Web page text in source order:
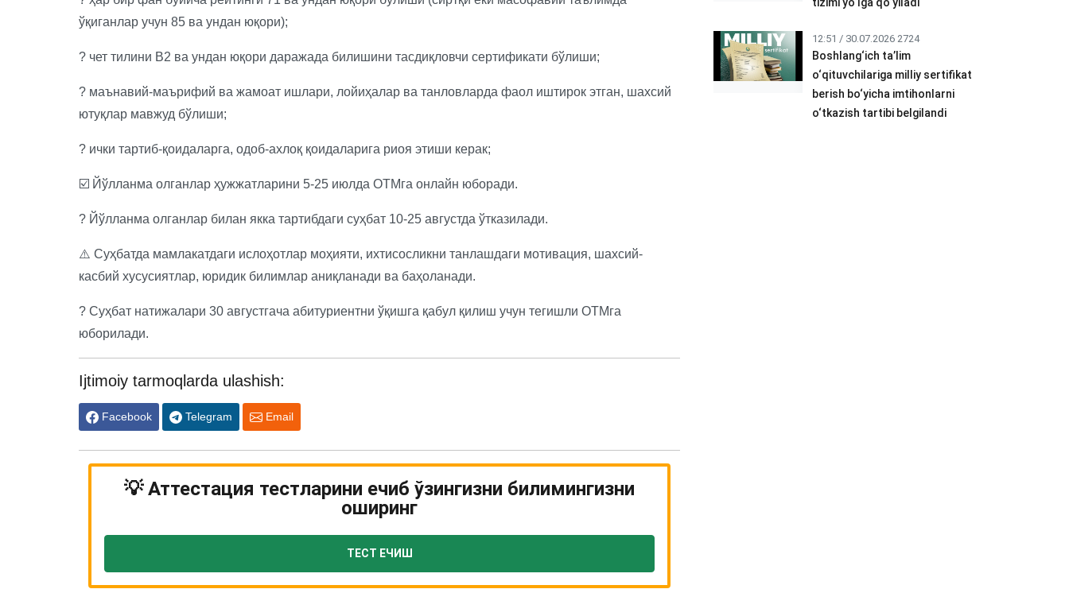
ўқиганлар учун 85 ва ундан юқори);
? чет тилини B2 ва ундан юқори даражада билишини тасдиқловчи сертификати бўлиши;
? маънавий-маърифий ва жамоат ишлари, лойиҳалар ва танловларда фаол иштирок этган, шахсий
ютуқлар мавжуд бўлиши;
? ички тартиб-қоидаларга, одоб-ахлоқ қоидаларига риоя этиши керак;
☑️ Йўлланма олганлар ҳужжатларини 5-25 июлда ОТМга онлайн юборади.
? Йўлланма олганлар билан якка тартибдаги суҳбат 10-25 августда ўтказилади.
⚠️ Суҳбатда мамлакатдаги ислоҳотлар моҳияти, ихтисосликни танлашдаги мотивация, шахсий-
касбий хусусиятлар, юридик билимлар аниқланади ва баҳоланади.
? Суҳбат натижалари 30 августгача абитуриентни ўқишга қабул қилиш учун тегишли ОТМга
юборилади.
Ijtimoiy tarmoqlarda ulashish:
Facebook Telegram Email
💡 Аттестация тестларини ечиб ўзингизни билимингизни
оширинг
ТЕСТ ЕЧИШ
12:51 / 30.07.2026 2724
Boshlang‘ich ta’lim
o‘qituvchilariga milliy sertifikat
berish bo‘yicha imtihonlarni
o‘tkazish tartibi belgilandi